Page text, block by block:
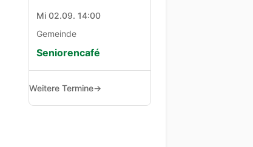
Mi 02.09. 14:00
Gemeinde
Seniorencafé
Weitere Termine→